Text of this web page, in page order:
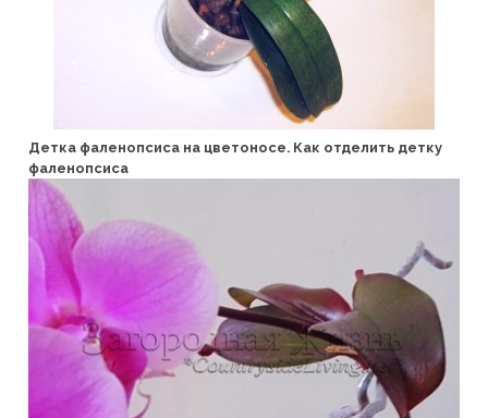
Детка фаленопсиса на цветоносе. Как отделить детку
фаленопсиса